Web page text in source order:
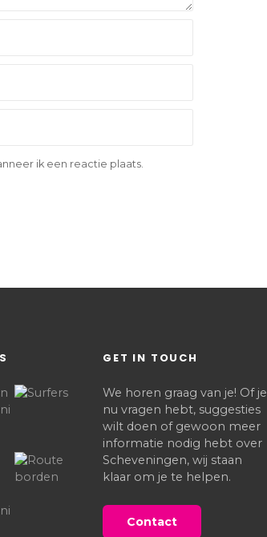
ik een reactie plaats.
GET IN TOUCH
We horen graag van je! Of je
nu vragen hebt, suggesties
wilt doen of gewoon meer
informatie nodig hebt over
Scheveningen, wij staan
klaar om je te helpen.
Contact